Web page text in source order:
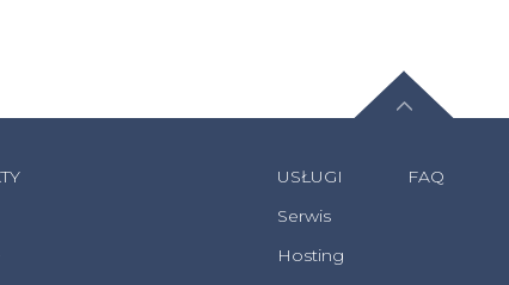
USŁUGI
Serwis
Hosting
FAQ